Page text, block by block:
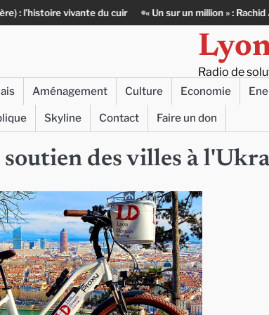
vivante du cuir « Un sur un million » : Rachid Azizi,
Radio de
Aménagement Culture Economie
Skyline Contact Faire un don
soutien des villes à